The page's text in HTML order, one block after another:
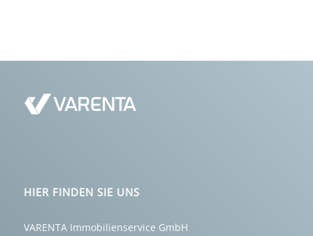
HIER FINDEN SIE UNS
VARENTA Immobilienservice GmbH